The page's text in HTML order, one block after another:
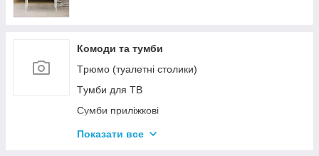
Комоди та тумби
Tрюмо (туалетні столики)
Tумби для ТВ
Сумби приліжкові
Комоди
Показати все